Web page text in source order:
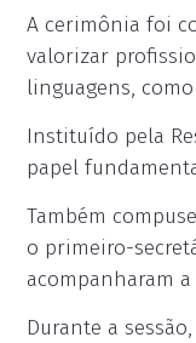
A cerimônia foi
valorizar
linguagens,
Instituído pela
papel
Também
o primeiro-
acompanharam
Durante a